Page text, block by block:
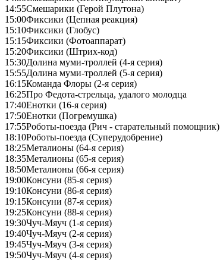
14:55Смешарики (Герой Плутона)
15:00Фиксики (Цепная реакция)
15:10Фиксики (Глобус)
15:15Фиксики (Фотоаппарат)
15:20Фиксики (Штрих-код)
15:30Долина муми-троллей (4-я серия)
15:55Долина муми-троллей (5-я серия)
16:15Команда Флоры (2-я серия)
16:25Про Федота-стрельца, удалого молодца
17:40Енотки (16-я серия)
17:50Енотки (Погремушка)
17:55Роботы-поезда (Рич - старательный помощник)
18:10Роботы-поезда (Суперудобрение)
18:25Металионы (64-я серия)
18:35Металионы (65-я серия)
18:50Металионы (66-я серия)
19:00Консуни (85-я серия)
19:10Консуни (86-я серия)
19:15Консуни (87-я серия)
19:25Консуни (88-я серия)
19:30Чуч-Мяуч (1-я серия)
19:40Чуч-Мяуч (2-я серия)
19:45Чуч-Мяуч (3-я серия)
19:50Чуч-Мяуч (4-я серия)